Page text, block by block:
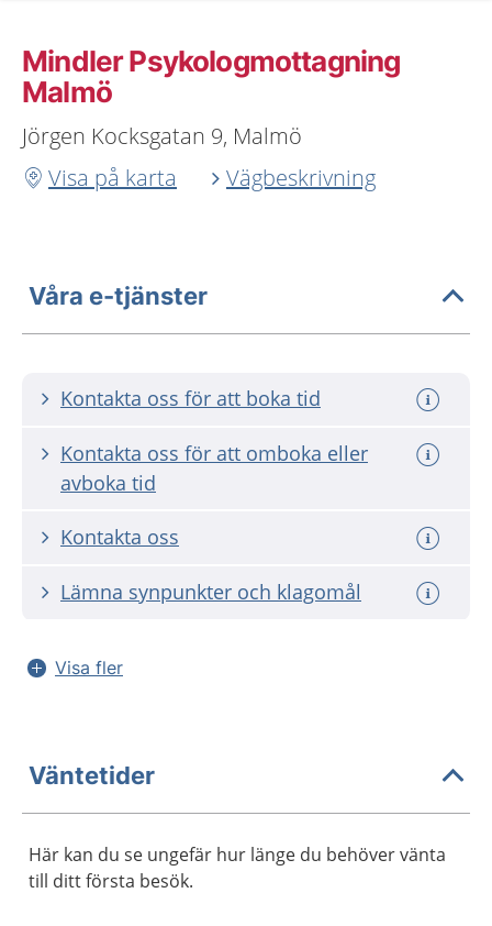
Mindler Psykologmottagning
Malmö
Jörgen Kocksgatan 9, Malmö
Visa på karta
Vägbeskrivning
Våra e-tjänster
Kontakta oss för att boka tid
Kontakta oss för att omboka eller
avboka tid
Kontakta oss
Lämna synpunkter och klagomål
Visa fler
Väntetider
Här kan du se ungefär hur länge du behöver vänta
till ditt första besök.